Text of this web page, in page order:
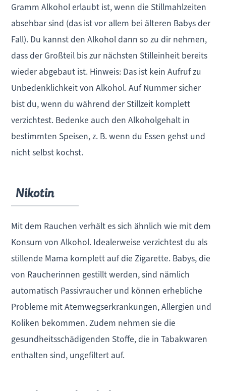
Gramm Alkohol erlaubt ist, wenn die Stillmahlzeiten
absehbar sind (das ist vor allem bei älteren Babys der
Fall). Du kannst den Alkohol dann so zu dir nehmen,
dass der Großteil bis zur nächsten Stilleinheit bereits
wieder abgebaut ist. Hinweis: Das ist kein Aufruf zu
Unbedenklichkeit von Alkohol. Auf Nummer sicher
bist du, wenn du während der Stillzeit komplett
verzichtest. Bedenke auch den Alkoholgehalt in
bestimmten Speisen, z. B. wenn du Essen gehst und
nicht selbst kochst.
Nikotin
Mit dem Rauchen verhält es sich ähnlich wie mit dem
Konsum von Alkohol. Idealerweise verzichtest du als
stillende Mama komplett auf die Zigarette. Babys, die
von Raucherinnen gestillt werden, sind nämlich
automatisch Passivraucher und können erhebliche
Probleme mit Atemwegserkrankungen, Allergien und
Koliken bekommen. Zudem nehmen sie die
gesundheitsschädigenden Stoffe, die in Tabakwaren
enthalten sind, ungefiltert auf.